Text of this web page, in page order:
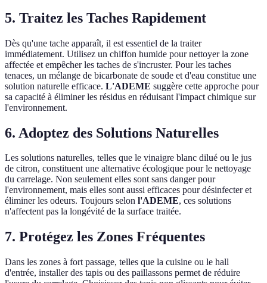
5. Traitez les Taches Rapidement
Dès qu'une tache apparaît, il est essentiel de la traiter
immédiatement. Utilisez un chiffon humide pour nettoyer la zone
affectée et empêcher les taches de s'incruster. Pour les taches
tenaces, un mélange de bicarbonate de soude et d'eau constitue une
solution naturelle efficace. L'ADEME suggère cette approche pour
sa capacité à éliminer les résidus en réduisant l'impact chimique sur
l'environnement.
6. Adoptez des Solutions Naturelles
Les solutions naturelles, telles que le vinaigre blanc dilué ou le jus
de citron, constituent une alternative écologique pour le nettoyage
du carrelage. Non seulement elles sont sans danger pour
l'environnement, mais elles sont aussi efficaces pour désinfecter et
éliminer les odeurs. Toujours selon l'ADEME, ces solutions
n'affectent pas la longévité de la surface traitée.
7. Protégez les Zones Fréquentes
Dans les zones à fort passage, telles que la cuisine ou le hall
d'entrée, installer des tapis ou des paillassons permet de réduire